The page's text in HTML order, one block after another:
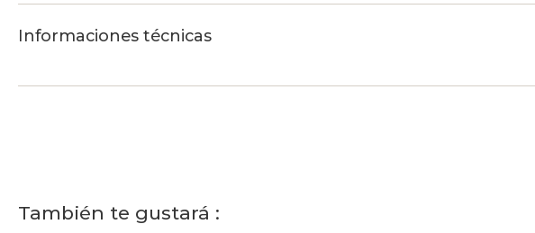
Informaciones técnicas
También te gustará :